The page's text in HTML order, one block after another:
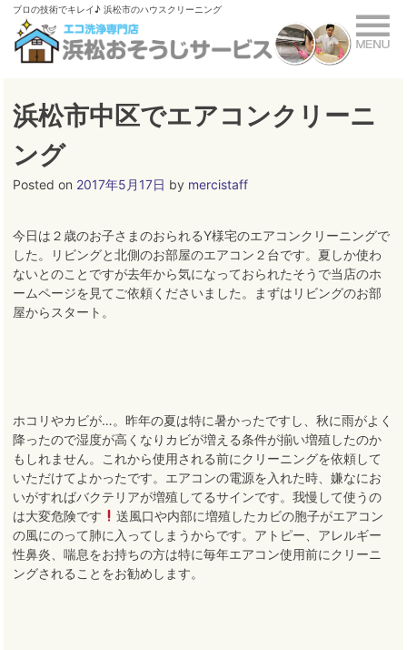
Skip
content
ブロの技術でキレイ♪ 浜松市のハウスクリーニング
浜松市中区でエアコンクリーニ
ング
Posted on 2017年5月17日 by mercistaff
今日は２歳のお子さまのおられるY様宅のエアコンクリーニングで
した。リビングと北側のお部屋のエアコン２台です。夏しか使わ
ないとのことですが去年から気になっておられたそうで当店のホ
ームページを見てご依頼くださいました。まずはリビングのお部
屋からスタート。
ホコリやカビが…。昨年の夏は特に暑かったですし、秋に雨がよく
降ったので湿度が高くなりカビが増える条件が揃い増殖したのか
もしれません。これから使用される前にクリーニングを依頼して
いただけてよかったです。エアコンの電源を入れた時、嫌なにお
いがすればバクテリアが増殖してるサインです。我慢して使うの
は大変危険です
送風口や内部に増殖したカビの胞子がエアコン
の風にのって肺に入ってしまうからです。アトピー、アレルギー
性鼻炎、喘息をお持ちの方は特に毎年エアコン使用前にクリーニ
ングされることをお勧めします。